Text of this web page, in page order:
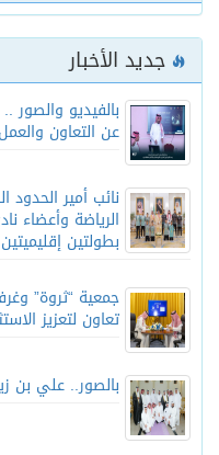
جديد الأخبار
بالفيديو والصور
عن التعاون
نائب أمير الحدود
الرياضة وأعضاء
بطولتين إقليميتين
جمعية “ثروة”
تعاون لتعزيز
بالصور.. علي بن